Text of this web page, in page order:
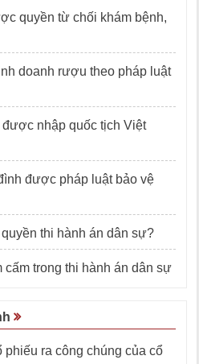
quyền từ chối khám bệnh,
doanh rượu theo pháp luật
nhập quốc tịch Việt
được pháp luật bảo vệ
thi hành án dân sự?
cấm trong thi hành án dân sự
ra công chúng của cổ